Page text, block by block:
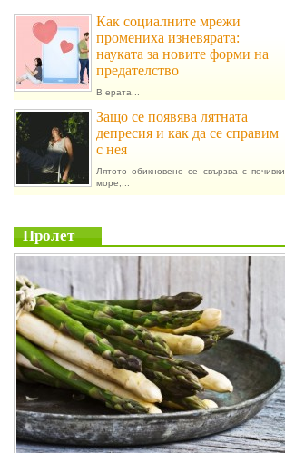
Как социалните мрежи
промениха изневярата:
науката за новите форми на
предателство
В ерата...
Защо се появява лятната
депресия и как да се справим
с нея
Лятото обикновено се свързва с почивки,
море,...
Пролет